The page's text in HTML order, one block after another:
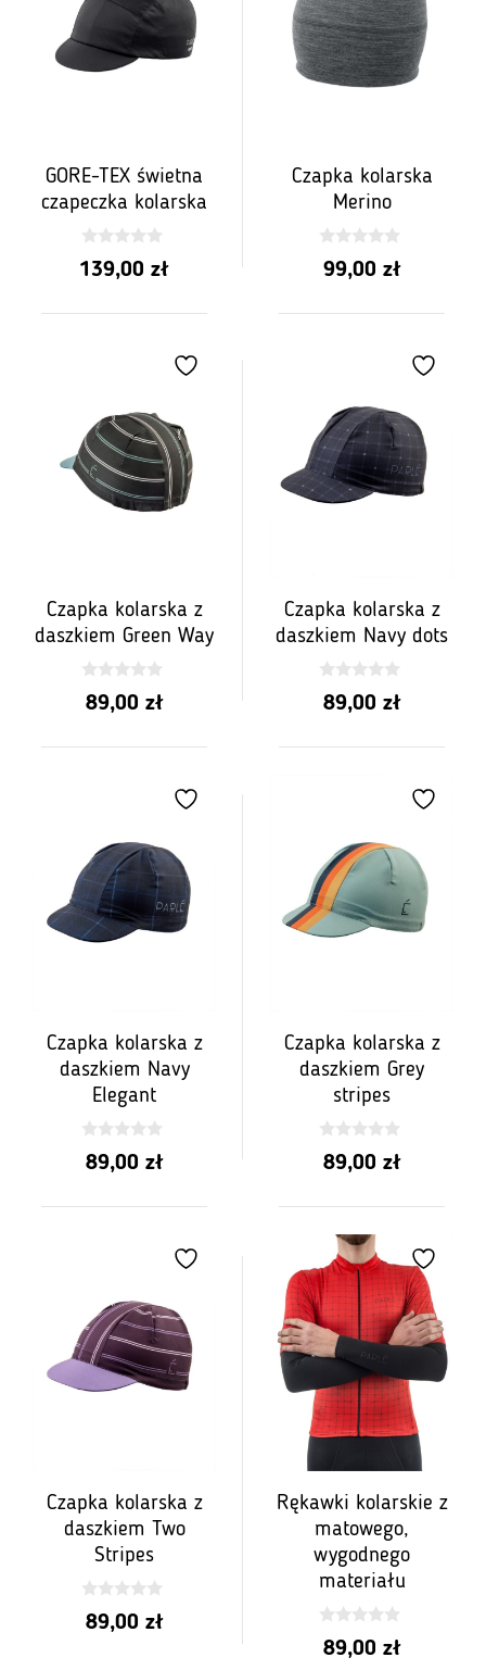
GORE-TEX świetna
czapeczka kolarska
0
z
139,00 zł
Czapka kolarska
Merino
0
z
99,00 zł
Czapka kolarska z
daszkiem Green Way
0
z89,00 zł
Czapka kolarska z
daszkiem Navy dots
0
z89,00 zł
Czapka kolarska z
daszkiem Navy
Elegant
0
z89,00 zł
Czapka kolarska z
daszkiem Grey
stripes
0
z89,00 zł
Czapka kolarska z
daszkiem Two
Stripes
0
z89,00 zł
Rękawki kolarskie z
matowego,
wygodnego
materiału
0
z89,00 zł